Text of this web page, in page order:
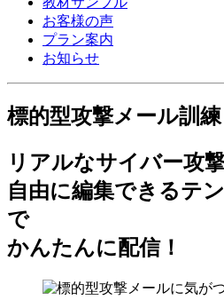
お客様の声
プラン案内
お知らせ
標的型攻撃メール訓練
リアルなサイバー攻
自由に編集できるテ
で
かんたんに配信！